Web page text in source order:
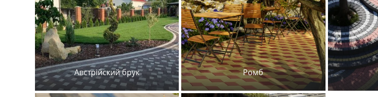
Австрійский брук Ромб